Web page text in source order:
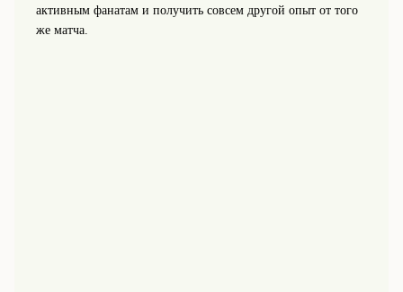
активным фанатам и получить совсем другой опыт от того
же матча.